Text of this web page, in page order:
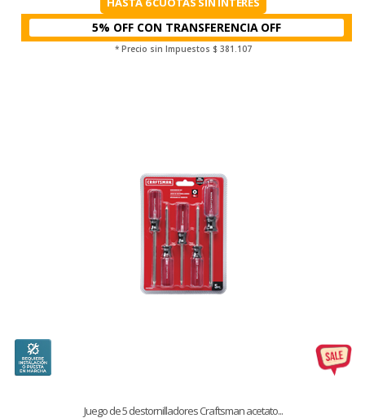
5% OFF CON TRANSFERENCIA
* Precio sin Impuestos $ 381.107
Juego de 5 destornilladores Craftsman acetato...